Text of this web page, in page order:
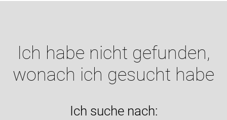
Ich habe nicht gefunden,
wonach ich gesucht habe
Ich suche nach: